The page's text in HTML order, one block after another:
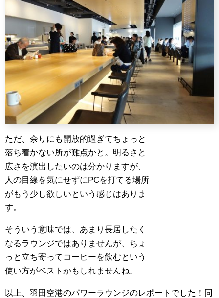
ただ、余りにも開放的過ぎてちょっと
落ち着かない所が難点かと。明るさと
広さを演出したいのは分かりますが、
人の目線を気にせずにPCを打てる場所
がもう少し欲しいという感じはありま
す。
そういう意味では、あまり長居したく
なるラウンジではありませんが、ちょ
っと立ち寄ってコーヒーを飲むという
使い方がベストかもしれませんね。
以上、羽田空港のパワーラウンジのレポートでした！同